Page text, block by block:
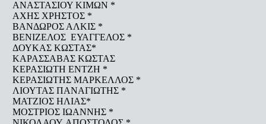
ΑΝΑΣΤΑΣΙΟΥ ΚΙΜΩΝ *
ΑΧΗΣ ΧΡΗΣΤΟΣ *
ΒΑΝΔΩΡΟΣ ΑΛΚΙΣ *
ΒΕΝΙΖΕΛΟΣ ΕΥΑΓΓΕΛΟΣ *
ΔΟΥΚΑΣ ΚΩΣΤΑΣ*
ΚΑΡΑΣΣΑΒΑΣ ΚΩΣΤΑΣ
ΚΕΡΑΣΙΩΤΗ ΕΝΤΖΗ *
ΚΕΡΑΣΙΩΤΗΣ ΜΑΡΚΕΛΛΟΣ *
ΛΙΟΥΤΑΣ ΠΑΝΑΓΙΩΤΗΣ *
ΜΑΤΖΙΟΣ ΗΛΙΑΣ*
ΜΟΣΤΡΙΟΣ ΙΩΑΝΝΗΣ *